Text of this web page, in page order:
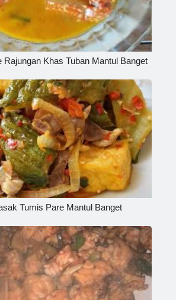
Rajungan Khas Tuban Mantul Banget
Tumis Pare Mantul Banget